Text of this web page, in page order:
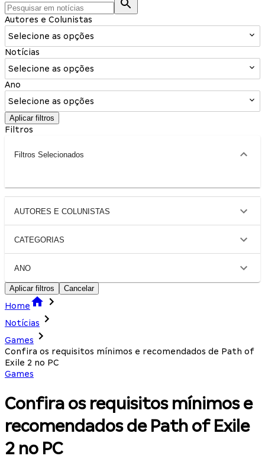
Autores e Colunistas
Selecione as opções
Notícias
Selecione as opções
Ano
Selecione as opções
Aplicar filtros
Filtros
Filtros Selecionados
AUTORES E COLUNISTAS
CATEGORIAS
ANO
Aplicar filtros Cancelar
Home
Notícias
Games
Confira os requisitos mínimos e recomendados de Path of
Exile 2 no PC
Games
Confira os requisitos mínimos e
recomendados de Path of Exile
2 no PC